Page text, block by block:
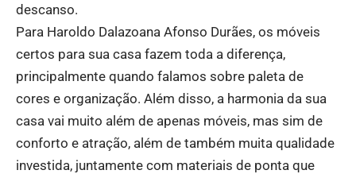
descanso.
Para Haroldo Dalazoana Afonso Durães, os móveis
certos para sua casa fazem toda a diferença,
principalmente quando falamos sobre paleta de
cores e organização. Além disso, a harmonia da sua
casa vai muito além de apenas móveis, mas sim de
conforto e atração, além de também muita qualidade
investida, juntamente com materiais de ponta que